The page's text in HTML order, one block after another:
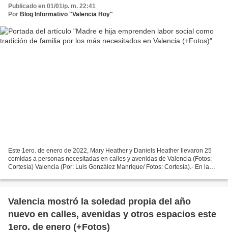
Publicado en 01/01/p. m. 22:41
Por Blog Informativo "Valencia Hoy"
Este 1ero. de enero de 2022, Mary Heather y Daniels Heather llevaron 25
comidas a personas necesitadas en calles y avenidas de Valencia (Fotos:
Cortesía) Valencia (Por: Luis González Manrique/ Fotos: Cortesía).- En la
Valencia mostró la soledad propia del año
nuevo en calles, avenidas y otros espacios este
1ero. de enero (+Fotos)